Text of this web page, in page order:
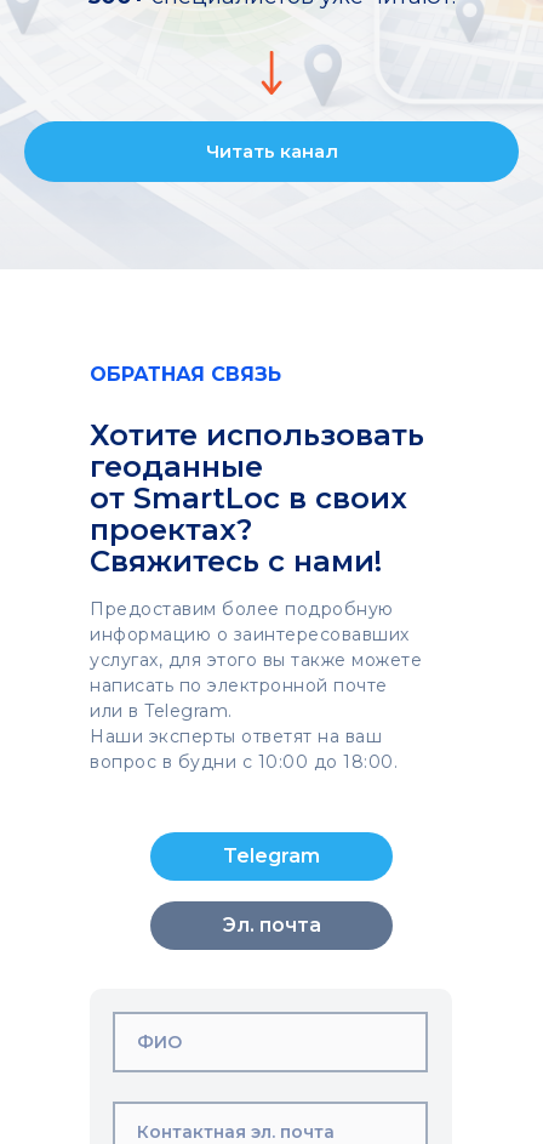
Читать канал
ФИО
Контактная эл. почта
Хотите использовать
геоданные
от SmartLoc в своих
проектах?
Свяжитесь с нами!
Предоставим более подробную
информацию о заинтересовавших
услугах, для этого вы также можете
написать по электронной почте
или в Telegram.
Наши эксперты ответят на ваш
вопрос в будни с 10:00 до 18:00.
ОБРАТНАЯ СВЯЗЬ
Telegram
Эл. почта